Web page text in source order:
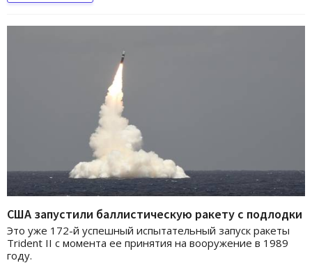
США запустили баллистическую ракету с подлодки
Это уже 172-й успешный испытательный запуск ракеты
Trident II с момента ее принятия на вооружение в 1989
году.